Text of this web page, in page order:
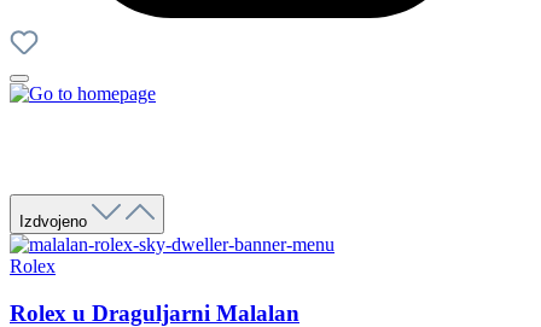
Izdvojeno
Rolex
Rolex u Draguljarni Malalan